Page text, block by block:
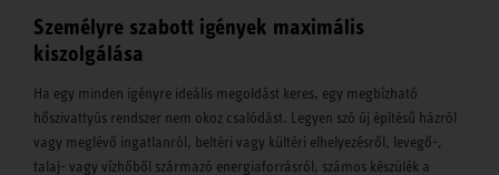
Személyre szabott igények maximális
kiszolgálása
Ha egy minden igényre ideális megoldást keres, egy megbízható
hőszivattyús rendszer nem okoz csalódást. Legyen szó új építésű házról
vagy meglévő ingatlanról, beltéri vagy kültéri elhelyezésről, levegő-,
talaj- vagy vízhőből származó energiaforrásról, számos készülék a